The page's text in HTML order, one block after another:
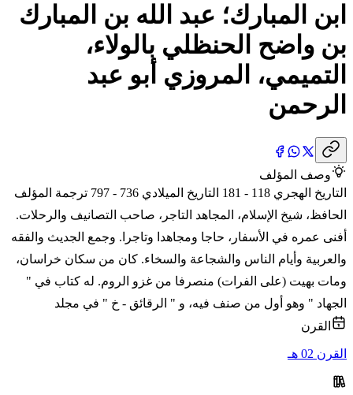
ابن المبارك؛ عبد الله بن المبارك
بن واضح الحنظلي بالولاء،
التميمي، المروزي أبو عبد
الرحمن
وصف المؤلف
التاريخ الهجري 118 - 181 التاريخ الميلادي 736 - 797 ترجمة المؤلف
الحافظ، شيخ الإسلام، المجاهد التاجر، صاحب التصانيف والرحلات.
أفنى عمره في الأسفار، حاجا ومجاهدا وتاجرا. وجمع الجديث والفقه
والعربية وأيام الناس والشجاعة والسخاء. كان من سكان خراسان،
ومات بهيت (على الفرات) منصرفا من غزو الروم. له كتاب في "
الجهاد " وهو أول من صنف فيه، و " الرقائق - خ " في مجلد
القرن
القرن 02 هـ